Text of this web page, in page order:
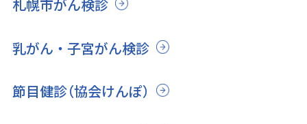
札幌市がん検診
乳がん・子宮がん検診
節目健診（協会けんぽ）